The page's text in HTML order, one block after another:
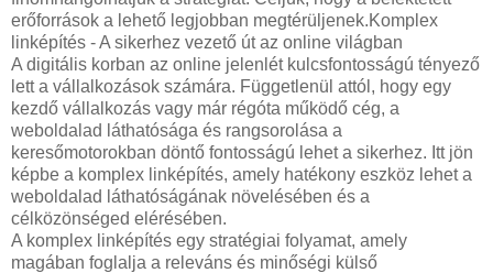
erőforrások a lehető legjobban megtérüljenek.Komplex
linképítés - A sikerhez vezető út az online világban
A digitális korban az online jelenlét kulcsfontosságú tényező
lett a vállalkozások számára. Függetlenül attól, hogy egy
kezdő vállalkozás vagy már régóta működő cég, a
weboldalad láthatósága és rangsorolása a
keresőmotorokban döntő fontosságú lehet a sikerhez. Itt jön
képbe a komplex linképítés, amely hatékony eszköz lehet a
weboldalad láthatóságának növelésében és a
célközönséged elérésében.
A komplex linképítés egy stratégiai folyamat, amely
magában foglalja a releváns és minőségi külső